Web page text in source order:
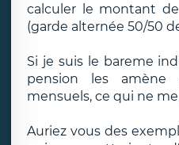
calculer le montant
(garde alternée 50/50
Si je suis le bareme
pension les amène
mensuels, ce qui ne
Auriez vous des